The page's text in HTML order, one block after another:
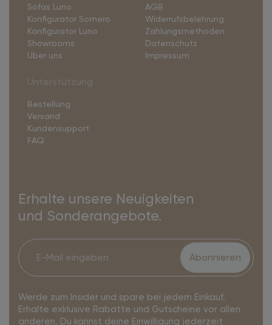
Sofas Luno
Konfigurator Somero
Konfigurator Luno
Showrooms
Über uns
AGB
Widerrufsbelehrung
Zahlungsmethoden
Datenschutz
Impressum
Bestellung
Versand
Kundensupport
FAQ
Erhalte unsere Neuigkeiten
und Sonderangebote.
Abonnieren
Werde zum Insider und spare bei jedem Einkauf.
Erhalte exklusive Rabatte und Gutscheine vor allen
anderen. Du kannst deine Einwilligung jederzeit